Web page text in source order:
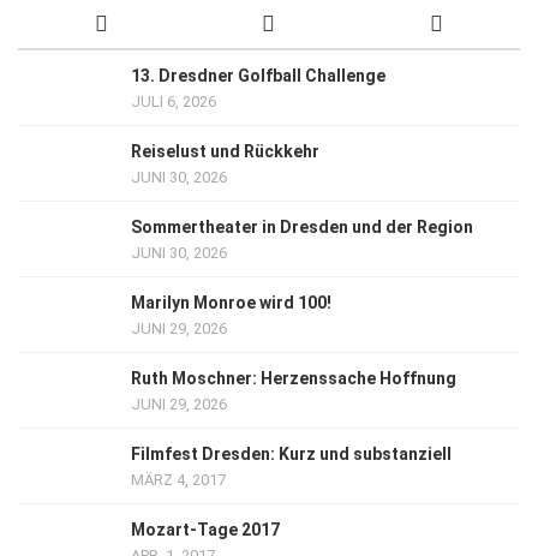
13. Dresdner Golfball Challenge
JULI 6, 2026
Reiselust und Rückkehr
JUNI 30, 2026
Sommertheater in Dresden und der Region
JUNI 30, 2026
Marilyn Monroe wird 100!
JUNI 29, 2026
Ruth Moschner: Herzenssache Hoffnung
JUNI 29, 2026
Filmfest Dresden: Kurz und substanziell
MÄRZ 4, 2017
Mozart-Tage 2017